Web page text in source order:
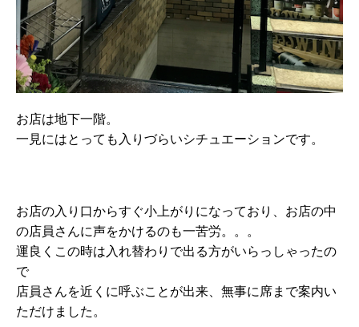
お店は地下一階。
一見にはとっても入りづらいシチュエーションです。
お店の入り口からすぐ小上がりになっており、お店の中
の店員さんに声をかけるのも一苦労。。。
運良くこの時は入れ替わりで出る方がいらっしゃったの
で
店員さんを近くに呼ぶことが出来、無事に席まで案内い
ただけました。